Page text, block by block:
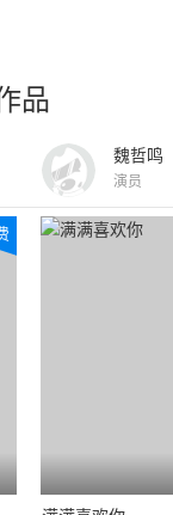
品
魏哲鸣
演员